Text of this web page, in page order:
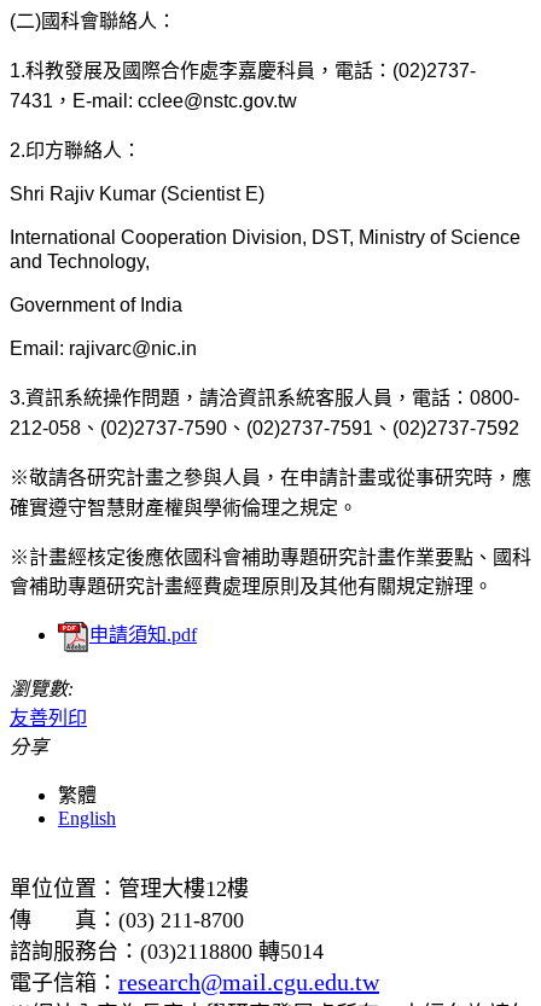
(二)國科會聯絡人：
1.科教發展及國際合作處李嘉慶科員，電話：(02)2737-
7431，E-mail: cclee@nstc.gov.tw
2.印方聯絡人：
Shri Rajiv Kumar (Scientist E)
International Cooperation Division, DST, Ministry of Science
and Technology,
Government of India
Email: rajivarc@nic.in
3.資訊系統操作問題，請洽資訊系統客服人員，電話：0800-
212-058、(02)2737-7590、(02)2737-7591、(02)2737-7592
※敬請各研究計畫之參與人員，在申請計畫或從事研究時，應
確實遵守智慧財產權與學術倫理之規定。
※計畫經核定後應依國科會補助專題研究計畫作業要點、國科
會補助專題研究計畫經費處理原則及其他有關規定辦理。
申請須知.pdf
瀏覽數:
友善列印
分享
繁體
English
單位位置：管理大樓12樓
傳 真：(03) 211-8700
諮詢服務台：(03)2118800 轉5014
電子信箱： research@mail.cgu.edu.tw